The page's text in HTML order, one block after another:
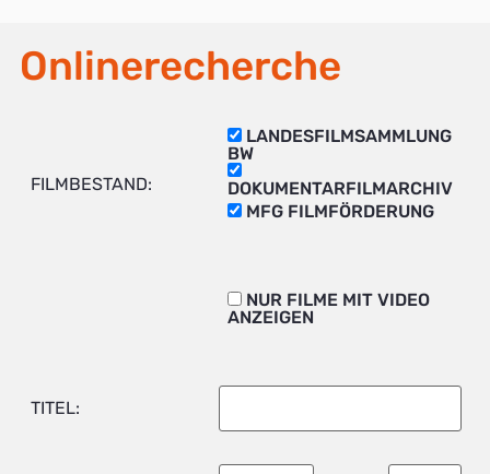
Onlinerecherche
FILMBESTAND:
LANDESFILMSAMMLUNG
BW
DOKUMENTARFILMARCHIV
MFG FILMFÖRDERUNG
NUR FILME MIT VIDEO
ANZEIGEN
TITEL: